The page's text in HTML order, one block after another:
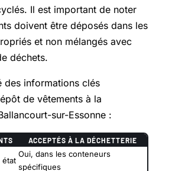
Il est important de noter
doivent être déposés dans les
et non mélangés avec
déchets.
des informations clés
de vêtements à la
sur-Essonne :
ACCEPTÉS À LA DÉCHETTERIE
état
Oui, dans les conteneurs
spécifiques